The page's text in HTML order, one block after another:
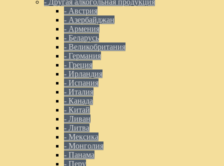
- Австрия
- Азербайджан
- Армения
- Беларусь
- Великобритания
- Германия
- Греция
- Ирландия
- Испания
- Италия
- Канада
- Китай
- Ливан
- Литва
- Мексика
- Монголия
- Панама
- Перу